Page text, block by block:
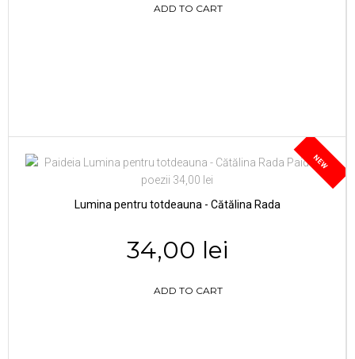
ADD TO CART
NEW
Lumina pentru totdeauna - Cătălina Rada
34,00 lei
ADD TO CART